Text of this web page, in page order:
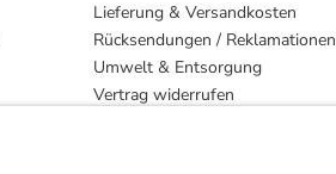
Lieferung & Versandkosten
Rücksendungen / Reklamationen
Umwelt & Entsorgung
Vertrag widerrufen